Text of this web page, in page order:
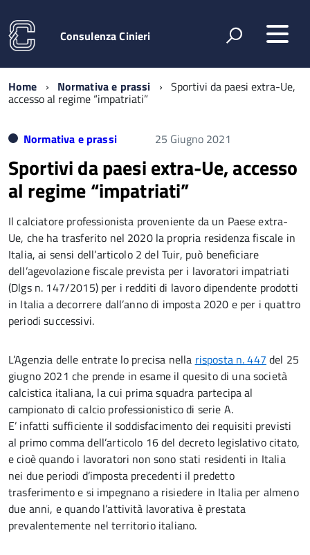
Consulenza Cinieri
Home Normativa e prassi Sportivi da paesi extra-Ue,
accesso al regime “impatriati”
Normativa e prassi 25 Giugno 2021
Sportivi da paesi extra-Ue, accesso
al regime “impatriati”
Il calciatore professionista proveniente da un Paese extra-
Ue, che ha trasferito nel 2020 la propria residenza fiscale in
Italia, ai sensi dell’articolo 2 del Tuir, può beneficiare
dell’agevolazione fiscale prevista per i lavoratori impatriati
(Dlgs n. 147/2015) per i redditi di lavoro dipendente prodotti
in Italia a decorrere dall’anno di imposta 2020 e per i quattro
periodi successivi.
L’Agenzia delle entrate lo precisa nella risposta n. 447 del 25
giugno 2021 che prende in esame il quesito di una società
calcistica italiana, la cui prima squadra partecipa al
campionato di calcio professionistico di serie A.
E’ infatti sufficiente il soddisfacimento dei requisiti previsti
al primo comma dell’articolo 16 del decreto legislativo citato,
e cioè quando i lavoratori non sono stati residenti in Italia
nei due periodi d’imposta precedenti il predetto
trasferimento e si impegnano a risiedere in Italia per almeno
due anni, e quando l’attività lavorativa è prestata
prevalentemente nel territorio italiano.